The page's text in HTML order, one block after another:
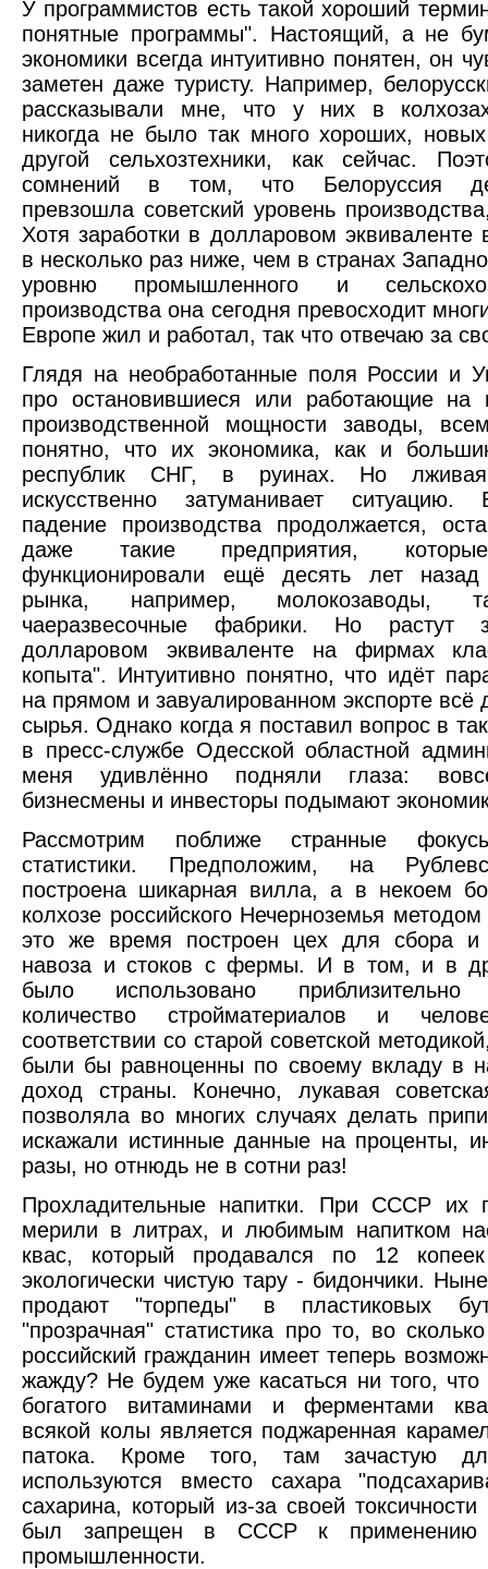
У программистов есть такой хороший
понятные программы". Настоящий, а не
экономики всегда интуитивно понятен, он
заметен даже туристу. Например,
рассказывали мне, что у них в
никогда не было так много хороших,
другой сельхозтехники, как сейчас.
сомнений в том, что Белоруссия
превзошла советский уровень
Хотя заработки в долларовом эквиваленте
в несколько раз ниже, чем в странах
уровню промышленного и
производства она сегодня превосходит
Европе жил и работал, так что отвечаю за
Глядя на необработанные поля России и
про остановившиеся или работающие на
производственной мощности заводы,
понятно, что их экономика, как и
республик СНГ, в руинах. Но лживая
искусственно затуманивает ситуацию.
падение производства продолжается,
даже такие предприятия,
функционировали ещё десять лет
рынка, например, молокозаводы,
чаеразвесочные фабрики. Но растут
долларовом эквиваленте на фирмах
копыта". Интуитивно понятно, что идёт
на прямом и завуалированном экспорте всё
сырья. Однако когда я поставил вопрос в
в пресс-службе Одесской областной
меня удивлённо подняли глаза:
бизнесмены и инвесторы подымают
Рассмотрим поближе странные
статистики. Предположим, на
построена шикарная вилла, а в некоем
колхозе российского Нечерноземья методом
это же время построен цех для сбора и
навоза и стоков с фермы. И в том, и в
было использовано приблизительно
количество стройматериалов и
соответствии со старой советской
были бы равноценны по своему вкладу в
доход страны. Конечно, лукавая
позволяла во многих случаях делать
искажали истинные данные на проценты,
разы, но отнюдь не в сотни раз!
Прохладительные напитки. При СССР их
мерили в литрах, и любимым напитком
квас, который продавался по 12
экологически чистую тару - бидончики.
продают "торпеды" в пластиковых
"прозрачная" статистика про то, во
российский гражданин имеет теперь
жажду? Не будем уже касаться ни того, что
богатого витаминами и ферментами
всякой колы является поджаренная
патока. Кроме того, там зачастую
используются вместо сахара
сахарина, который из-за своей
был запрещен в СССР к
промышленности.